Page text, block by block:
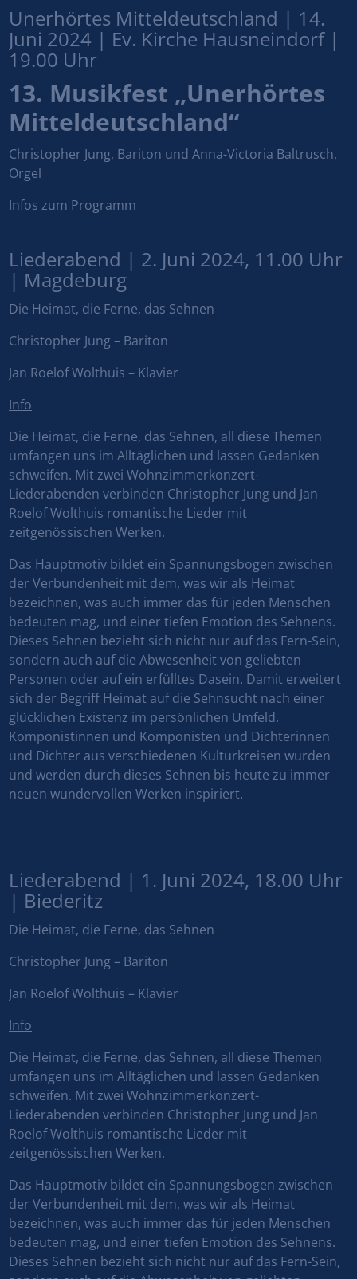
Unerhörtes Mitteldeutschland | 14.
Juni 2024 | Ev. Kirche Hausneindorf |
19.00 Uhr
13. Musikfest „Unerhörtes
Mitteldeutschland“
Christopher Jung, Bariton und Anna-Victoria Baltrusch,
Orgel
Infos zum Programm
Liederabend | 2. Juni 2024, 11.00 Uhr
| Magdeburg
Die Heimat, die Ferne, das Sehnen
Christopher Jung – Bariton
Jan Roelof Wolthuis – Klavier
Info
Die Heimat, die Ferne, das Sehnen, all diese Themen
umfangen uns im Alltäglichen und lassen Gedanken
schweifen. Mit zwei Wohnzimmerkonzert-
Liederabenden verbinden Christopher Jung und Jan
Roelof Wolthuis romantische Lieder mit
zeitgenössischen Werken.
Das Hauptmotiv bildet ein Spannungsbogen zwischen
der Verbundenheit mit dem, was wir als Heimat
bezeichnen, was auch immer das für jeden Menschen
bedeuten mag, und einer tiefen Emotion des Sehnens.
Dieses Sehnen bezieht sich nicht nur auf das Fern-Sein,
sondern auch auf die Abwesenheit von geliebten
Personen oder auf ein erfülltes Dasein. Damit erweitert
sich der Begriff Heimat auf die Sehnsucht nach einer
glücklichen Existenz im persönlichen Umfeld.
Komponistinnen und Komponisten und Dichterinnen
und Dichter aus verschiedenen Kulturkreisen wurden
und werden durch dieses Sehnen bis heute zu immer
neuen wundervollen Werken inspiriert.
Liederabend | 1. Juni 2024, 18.00 Uhr
| Biederitz
Die Heimat, die Ferne, das Sehnen
Christopher Jung – Bariton
Jan Roelof Wolthuis – Klavier
Info
Die Heimat, die Ferne, das Sehnen, all diese Themen
umfangen uns im Alltäglichen und lassen Gedanken
schweifen. Mit zwei Wohnzimmerkonzert-
Liederabenden verbinden Christopher Jung und Jan
Roelof Wolthuis romantische Lieder mit
zeitgenössischen Werken.
Das Hauptmotiv bildet ein Spannungsbogen zwischen
der Verbundenheit mit dem, was wir als Heimat
bezeichnen, was auch immer das für jeden Menschen
bedeuten mag, und einer tiefen Emotion des Sehnens.
Dieses Sehnen bezieht sich nicht nur auf das Fern-Sein,